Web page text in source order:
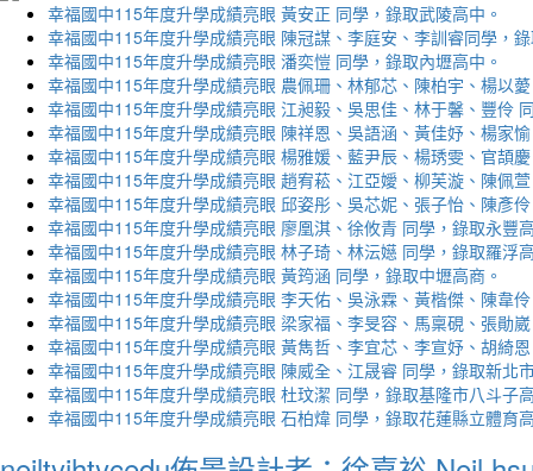
幸福國中115年度升學成績亮眼 黃安正 同學，錄取武陵高中。
幸福國中115年度升學成績亮眼 陳冠謀、李庭安、李訓睿同學，
幸福國中115年度升學成績亮眼 潘奕愷 同學，錄取內壢高中。
幸福國中115年度升學成績亮眼 農佩珊、林郁芯、陳柏宇、楊以
幸福國中115年度升學成績亮眼 江昶毅、吳思佳、林于馨、豐伶
幸福國中115年度升學成績亮眼 陳祥恩、吳語涵、黃佳妤、楊家
幸福國中115年度升學成績亮眼 楊雅媛、藍尹辰、楊琇雯、官頡
幸福國中115年度升學成績亮眼 趙宥菘、江亞嬡、柳芙漩、陳佩
幸福國中115年度升學成績亮眼 邱姿彤、吳芯妮、張子怡、陳彥
幸福國中115年度升學成績亮眼 廖凰淇、徐攸青 同學，錄取永豐
幸福國中115年度升學成績亮眼 林子琦、林沄嬨 同學，錄取羅浮
幸福國中115年度升學成績亮眼 黃筠涵 同學，錄取中壢高商。
幸福國中115年度升學成績亮眼 李天佑、吳泳霖、黃楷傑、陳韋
幸福國中115年度升學成績亮眼 梁家福、李旻容、馬稟硯、張勛
幸福國中115年度升學成績亮眼 黃雋哲、李宜芯、李宣妤、胡綺
幸福國中115年度升學成績亮眼 陳威全、江晟睿 同學，錄取新北
幸福國中115年度升學成績亮眼 杜玟潔 同學，錄取基隆市八斗子
幸福國中115年度升學成績亮眼 石柏煒 同學，錄取花蓮縣立體育